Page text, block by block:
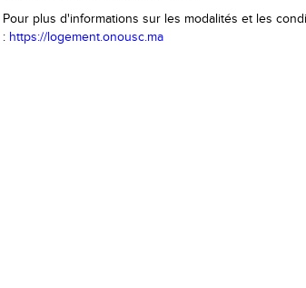
Pour plus d'informations sur les modalités et les
: https://logement.onousc.ma